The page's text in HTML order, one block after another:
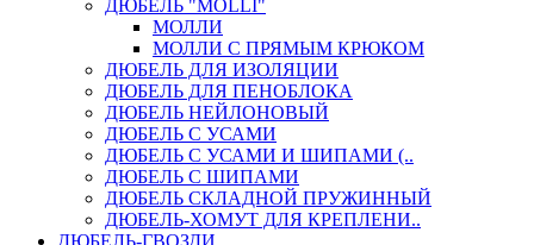
ДЮБЕЛЬ "МOLLI"
МОЛЛИ
МОЛЛИ С ПРЯМЫМ КРЮКОМ
ДЮБЕЛЬ ДЛЯ ИЗОЛЯЦИИ
ДЮБЕЛЬ ДЛЯ ПЕНОБЛОКА
ДЮБЕЛЬ НЕЙЛОНОВЫЙ
ДЮБЕЛЬ С УСАМИ
ДЮБЕЛЬ С УСАМИ И ШИПАМИ (..
ДЮБЕЛЬ С ШИПАМИ
ДЮБЕЛЬ СКЛАДНОЙ ПРУЖИННЫЙ
ДЮБЕЛЬ-ХОМУТ ДЛЯ КРЕПЛЕНИ..
ДЮБЕЛЬ-ГВОЗДИ